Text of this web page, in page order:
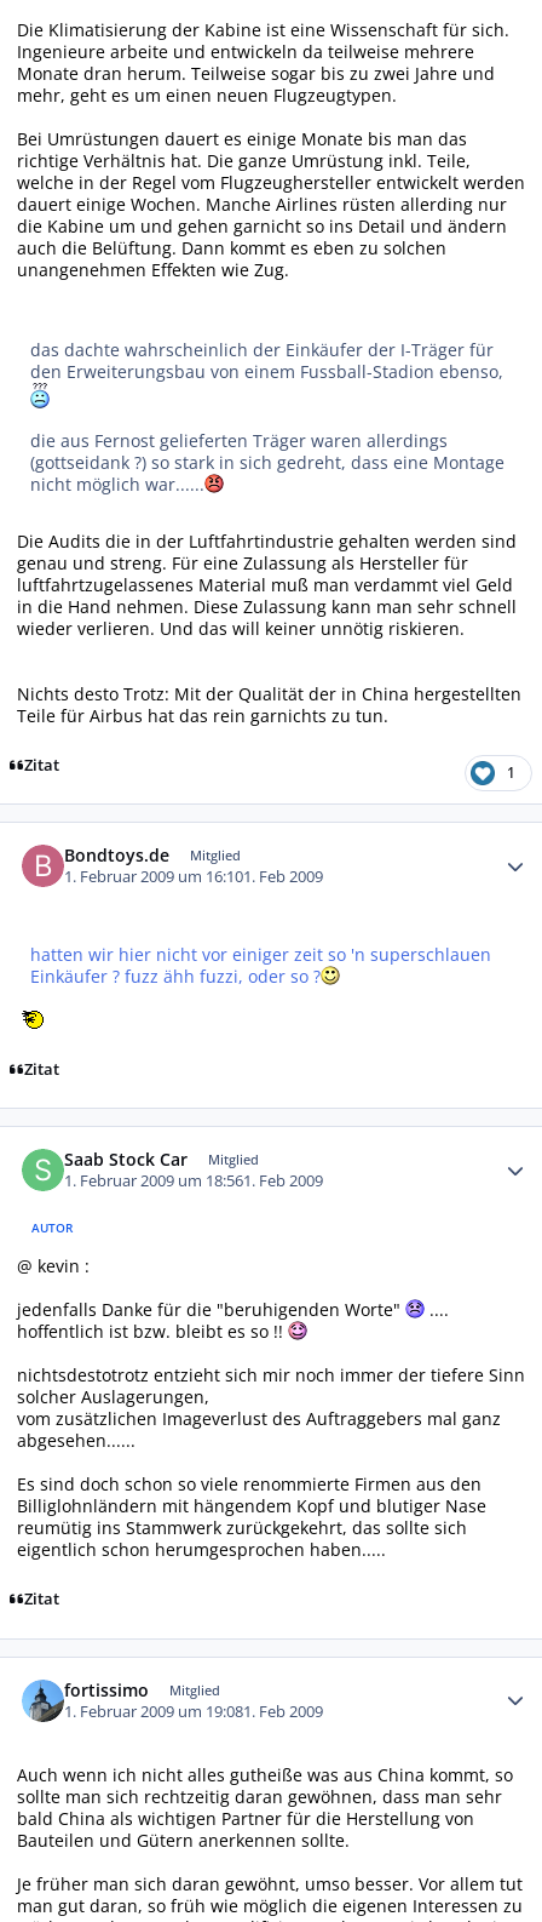
Die Klimatisierung der Kabine ist eine Wissenschaft für sich.
Ingenieure arbeite und entwickeln da teilweise mehrere
Monate dran herum. Teilweise sogar bis zu zwei Jahre und
mehr, geht es um einen neuen Flugzeugtypen.
Bei Umrüstungen dauert es einige Monate bis man das
richtige Verhältnis hat. Die ganze Umrüstung inkl. Teile,
welche in der Regel vom Flugzeughersteller entwickelt werden
dauert einige Wochen. Manche Airlines rüsten allerding nur
die Kabine um und gehen garnicht so ins Detail und ändern
auch die Belüftung. Dann kommt es eben zu solchen
unangenehmen Effekten wie Zug.
das dachte wahrscheinlich der Einkäufer der I-Träger für
den Erweiterungsbau von einem Fussball-Stadion ebenso,
die aus Fernost gelieferten Träger waren allerdings
(gottseidank ?) so stark in sich gedreht, dass eine Montage
nicht möglich war......
Die Audits die in der Luftfahrtindustrie gehalten werden sind
genau und streng. Für eine Zulassung als Hersteller für
luftfahrtzugelassenes Material muß man verdammt viel Geld
in die Hand nehmen. Diese Zulassung kann man sehr schnell
wieder verlieren. Und das will keiner unnötig riskieren.
Nichts desto Trotz: Mit der Qualität der in China hergestellten
Teile für Airbus hat das rein garnichts zu tun.
Zitat 1
Bondtoys.de Mitglied
1. Februar 2009 um 16:101. Feb 2009
hatten wir hier nicht vor einiger zeit so 'n superschlauen
Einkäufer ? fuzz ähh fuzzi, oder so ?
Zitat
Saab Stock Car Mitglied
1. Februar 2009 um 18:561. Feb 2009
AUTOR
@ kevin :
jedenfalls Danke für die "beruhigenden Worte"
....
hoffentlich ist bzw. bleibt es so !!
nichtsdestotrotz entzieht sich mir noch immer der tiefere Sinn
solcher Auslagerungen,
vom zusätzlichen Imageverlust des Auftraggebers mal ganz
abgesehen......
Es sind doch schon so viele renommierte Firmen aus den
Billiglohnländern mit hängendem Kopf und blutiger Nase
reumütig ins Stammwerk zurückgekehrt, das sollte sich
eigentlich schon herumgesprochen haben.....
Zitat
fortissimo Mitglied
1. Februar 2009 um 19:081. Feb 2009
Auch wenn ich nicht alles gutheiße was aus China kommt, so
sollte man sich rechtzeitig daran gewöhnen, dass man sehr
bald China als wichtigen Partner für die Herstellung von
Bauteilen und Gütern anerkennen sollte.
Je früher man sich daran gewöhnt, umso besser. Vor allem tut
man gut daran, so früh wie möglich die eigenen Interessen zu